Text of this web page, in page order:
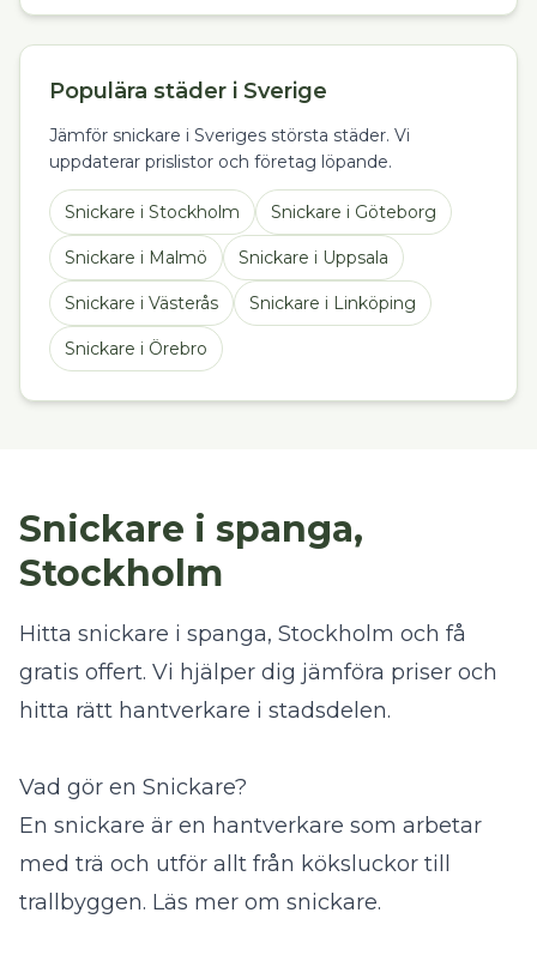
Populära städer i Sverige
Jämför snickare i Sveriges största städer. Vi
uppdaterar prislistor och företag löpande.
Snickare i Stockholm Snickare i Göteborg
Snickare i Malmö Snickare i Uppsala
Snickare i Västerås Snickare i Linköping
Snickare i Örebro
Snickare i spanga,
Stockholm
Hitta snickare i spanga, Stockholm och få
gratis offert. Vi hjälper dig jämföra priser och
hitta rätt hantverkare i stadsdelen.
Vad gör en Snickare?
En snickare är en hantverkare som arbetar
med trä och utför allt från köksluckor till
trallbyggen. Läs mer om snickare.